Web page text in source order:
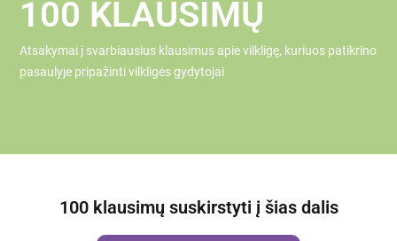
100 KLAUSIMŲ
Atsakymai į svarbiausius klausimus apie vilkligę, kuriuos patikrino
pasaulyje pripažinti vilkligės gydytojai
100 klausimų suskirstyti į šias dalis